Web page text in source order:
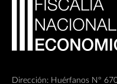
Dirección: Huérfanos Nº